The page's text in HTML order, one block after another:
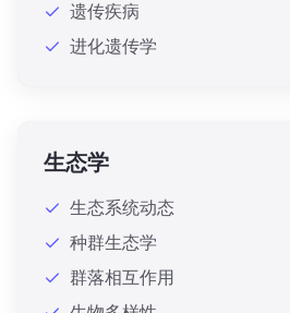
遗传疾病
进化遗传学
生态学
生态系统动态
种群生态学
群落相互作用